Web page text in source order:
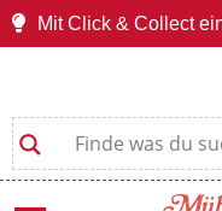
Mit Click & Collect